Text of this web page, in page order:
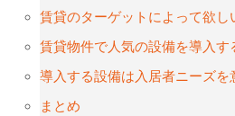
賃貸のターゲットによって欲し
賃貸物件で人気の設備を導入す
導入する設備は入居者ニーズを
まとめ